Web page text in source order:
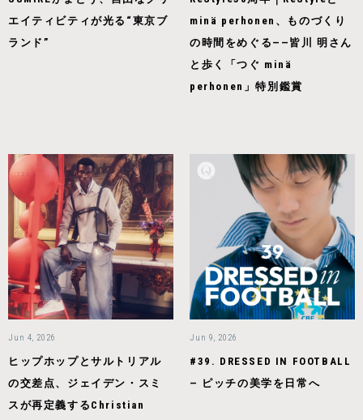
エイティビティが光る“東京ブ
ランド”
minä perhonen、ものづくり
の時間をめぐる——皆川 明さん
と歩く「つぐ minä
perhonen」特別鑑賞
Jun 4, 2026
ヒップホップとサルトリアル
の交差点、ジェイデン・スミ
スが再定義するChristian
Jun 9, 2026
#39. DRESSED IN FOOTBALL
— ピッチの美学を日常へ